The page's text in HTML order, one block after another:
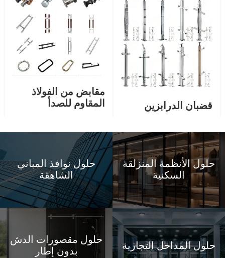
قضبان الدرابزين
مقابض من الفولاذ
المقاوم للصدأ
حلول الأنظمة المنزلقة
السكنية
حلول نوافذ المباني
الشاهقة
حلول المداخل التجارية
حلول مقصورات الدش
بدون إطار